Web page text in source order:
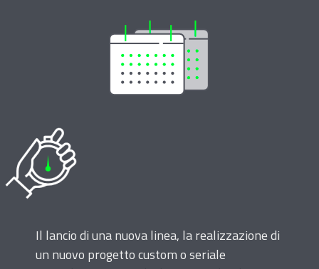
Il lancio di una nuova linea, la realizzazione di
un nuovo progetto custom o seriale